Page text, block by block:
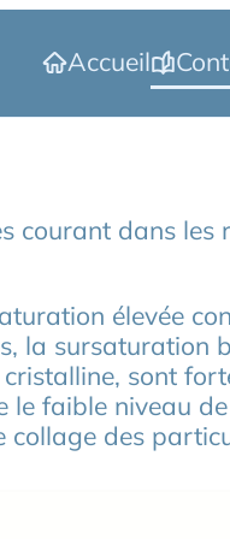
Accueil
courant dans les
élevée
la sursaturation
sont
le faible niveau
collage des